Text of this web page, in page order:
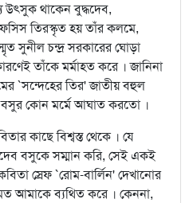
উত্সুক থাকেন বুদ্ধদেব,
তিরস্কৃত হয় তাঁর কলমে,
সুনীল চন্দ্র সরকারের ঘোড়া
তাঁকে মর্মাহত করে । জানিনা
`সন্দেহের তির' জাতীয় বহুল
বসুর কোন মর্মে আঘাত করতো ।
কাছে বিশ্বস্ত থেকে । যে
বসুকে সম্মান করি, সেই একই
স্রেফ `রোম-বার্লিন' দেখানোর
আমাকে ব্যথিত করে । কেননা,